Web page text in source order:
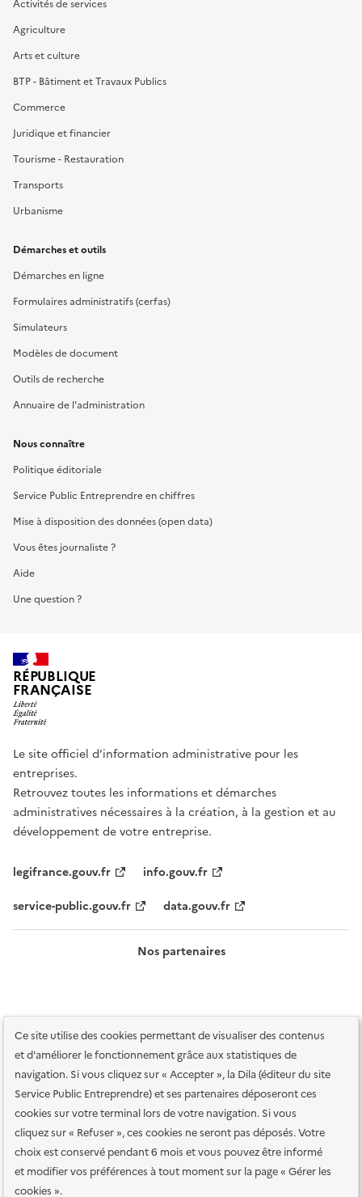
Ce site utilise des cookies permettant de visualiser des contenus
et d'améliorer le fonctionnement grâce aux statistiques de
navigation. Si vous cliquez sur « Accepter », la Dila (éditeur du site
Service Public Entreprendre) et ses partenaires déposeront ces
cookies sur votre terminal lors de votre navigation. Si vous
cliquez sur « Refuser », ces cookies ne seront pas déposés. Votre
choix est conservé pendant 6 mois et vous pouvez être informé
et modifier vos préférences à tout moment sur la page « Gérer les
cookies ».
Activités de services
Agriculture
Arts et culture
BTP - Bâtiment et Travaux Publics
Commerce
Juridique et financier
Tourisme - Restauration
Transports
Urbanisme
Démarches et outils
Démarches en ligne
Formulaires administratifs (cerfas)
Simulateurs
Modèles de document
Outils de recherche
Annuaire de l'administration
Nous connaître
Politique éditoriale
Service Public Entreprendre en chiffres
Mise à disposition des données (open data)
Vous êtes journaliste ?
Aide
Une question ?
RÉPUBLIQUE
FRANÇAISE
Le site officiel d’information administrative pour les
entreprises.
Retrouvez toutes les informations et démarches
administratives nécessaires à la création, à la gestion et au
développement de votre entreprise.
legifrance.gouv.fr
info.gouv.fr
service-public.gouv.fr
data.gouv.fr
Nos partenaires
Plan du site Accessibilité : totalement conforme
Accessibilité des
services en ligne
Mentions légales Données personnelles et sécurité
Conditions générales d'utilisation
Gestion des cookies
Paramètres d'affichage